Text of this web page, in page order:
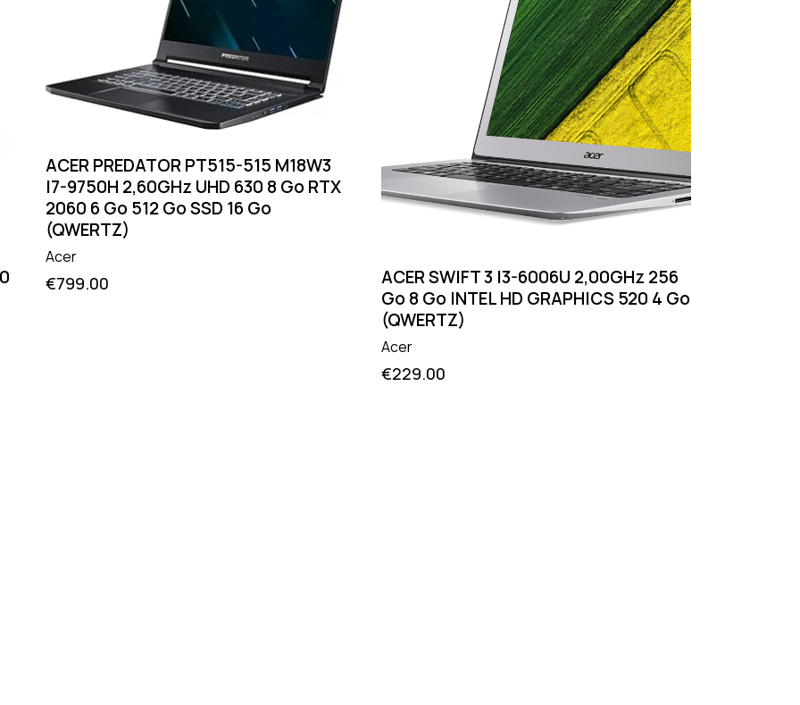
ACER PREDATOR PT515-515 M18W3
I7-9750H 2,60GHz UHD 630 8 Go RTX
2060 6 Go 512 Go SSD 16 Go
(QWERTZ)
Acer
€799.00
ACER SWIFT 3 I3-6006U 2,00GHz 256
Go 8 Go INTEL HD GRAPHICS 520 4 Go
(QWERTZ)
Acer
€229.00